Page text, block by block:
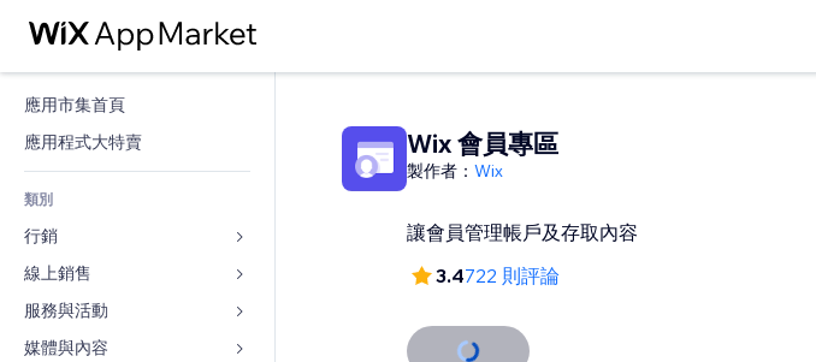
應用市集首頁
應用程式大特賣
類別
行銷
廣告
行動裝置
分析
線上銷售
商店應用程式
出貨與送貨
服務與活動
旅館
媒體與內容
Wix 會員專區
製作者： Wix
讓會員管理帳戶及存取內容
3.4722 則評論